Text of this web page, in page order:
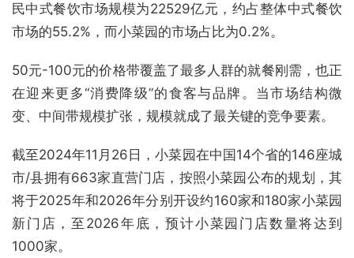
民中式餐饮市场规模为22529亿元，约占整体中式餐饮
市场的55.2%，而小菜园的市场占比为0.2%。
50元-100元的价格带覆盖了最多人群的就餐刚需，也正
在迎来更多“消费降级”的食客与品牌。当市场结构微
变、中间带规模扩张，规模就成了最关键的竞争要素。
截至2024年11月26日，小菜园在中国14个省的146座城
市/县拥有663家直营门店，按照小菜园公布的规划，其
将于2025年和2026年分别开设约160家和180家小菜园
新门店，至2026年底，预计小菜园门店数量将达到
1000家。